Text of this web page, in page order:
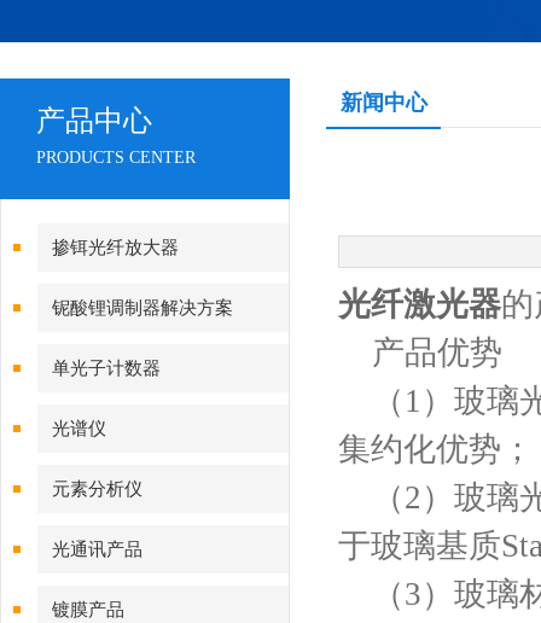
产品中心
PRODUCTS CENTER
掺铒光纤放大器
铌酸锂调制器解决方案
单光子计数器
光谱仪
元素分析仪
光通讯产品
镀膜产品
新闻中心
光纤激光器
产品优势
（1）玻璃
集约化优势；
（2）玻璃
于玻璃基质
（3）玻璃